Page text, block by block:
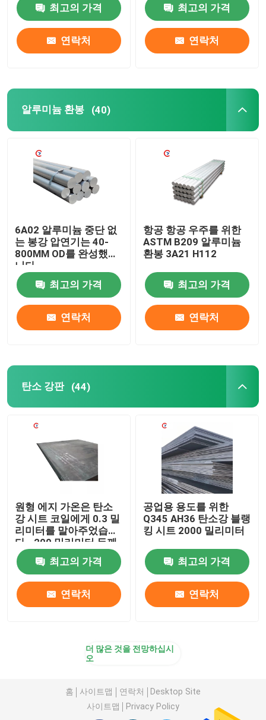
품질 관리
조회를 요청하다
알루미늄 시트 코일
알루미늄 환봉
탄소 강판
알루미늄 스퀘어 튜브
가는 알루니늄 스트립
라운드 알루미늄 박판
알루미늄 코일관
알루미늄 용접선
알루미늄 포일 뭉치
내마모성 강판
아연 도금 강철 코일
최고의 가격
연락처
최고의 가격
연락처
알루미늄 환봉 (40)
6A02 알루미늄 중단 없
는 봉강 압연기는 40-
800MM OD를 완성했습
니다
최고의 가격
연락처
항공 항공 우주를 위한
ASTM B209 알루미늄
환봉 3A21 H112
최고의 가격
연락처
탄소 강판 (44)
원형 에지 가온은 탄소
강 시트 코일에게 0.3 밀
리미터를 말아주었습니
다 - 200 밀리미터 두께
최고의 가격
연락처
공업용 용도를 위한
Q345 AH36 탄소강 블랭
킹 시트 2000 밀리미터
최고의 가격
연락처
더 많은 것을 전망하십시
오
홈 사이트맵 연락처
Desktop Site
사이트맵
Privacy Policy